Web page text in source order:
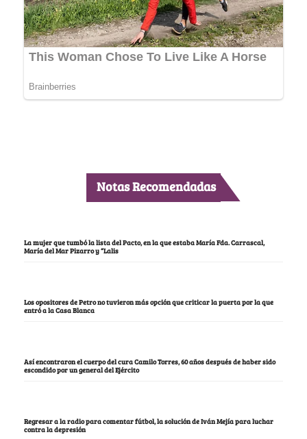
Notas Recomendadas
La mujer que tumbó la lista del Pacto, en la que estaba María Fda. Carrascal,
María del Mar Pizarro y “Lalis
Los opositores de Petro no tuvieron más opción que criticar la puerta por la que
entró a la Casa Blanca
Así encontraron el cuerpo del cura Camilo Torres, 60 años después de haber sido
escondido por un general del Ejército
Regresar a la radio para comentar fútbol, la solución de Iván Mejía para luchar
contra la depresión